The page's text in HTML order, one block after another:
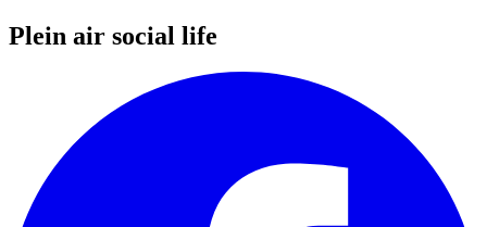
Plein air social life